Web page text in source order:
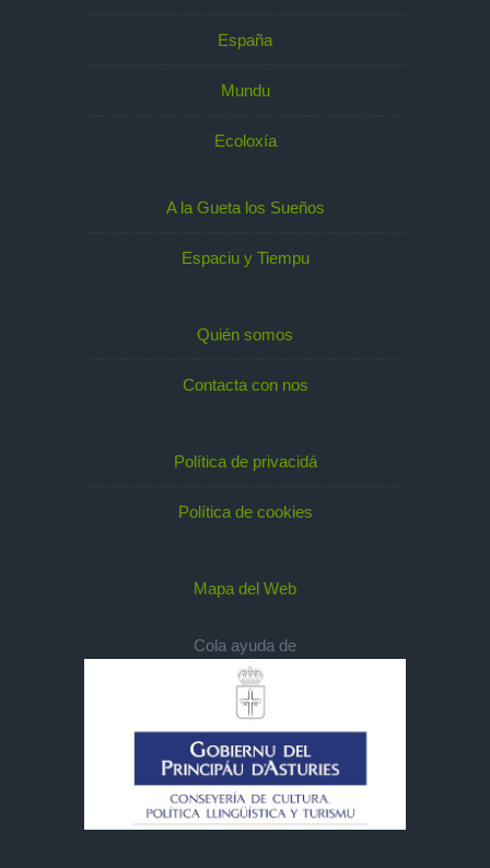
España
Mundu
Ecoloxía
A la Gueta los Sueños
Espaciu y Tiempu
Quién somos
Contacta con nos
Política de privacidá
Política de cookies
Mapa del Web
Cola ayuda de